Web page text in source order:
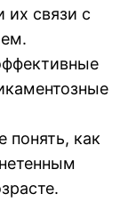
их связи с
понять, как